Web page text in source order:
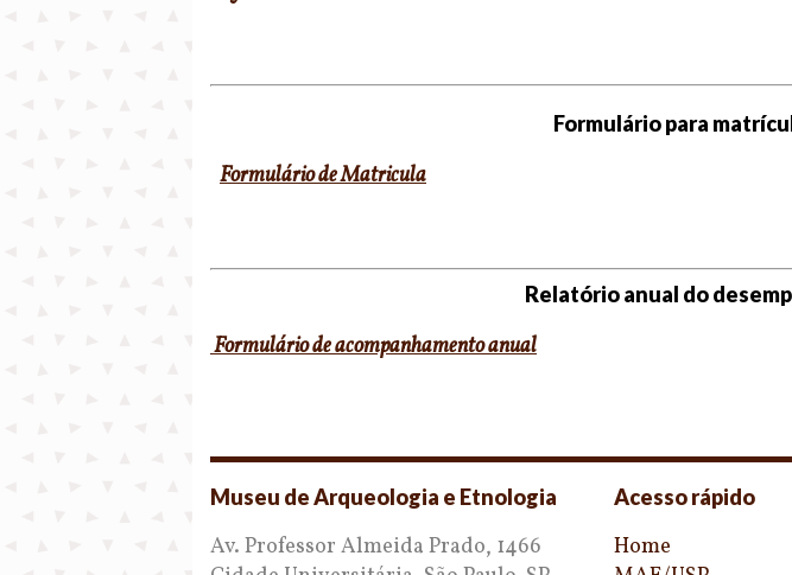
Formulário para
Formulário de Matricula
Relatório anual do
Formulário de acompanhamento anual
Museu de Arqueologia e Etnologia
Av. Professor Almeida Prado, 1466
Acesso rápido
Home